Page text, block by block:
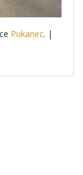
Pukanec. |